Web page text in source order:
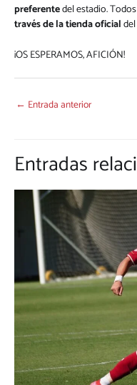
preferentedel estadio. Todos
través de la tienda oficial
¡OS ESPERAMOS, AFICIÓN!
← Entrada anterior
Entradas